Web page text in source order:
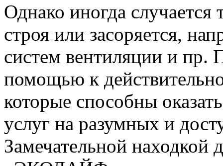
Однако иногда случается
строя или засоряется,
систем вентиляции и пр.
помощью к
которые способны
услуг на разумных и
Замечательной находкой